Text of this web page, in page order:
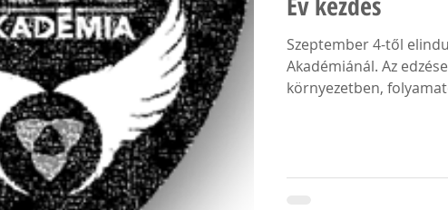
Szeptember 4-től
Akadémiánál. Az
környezetben,